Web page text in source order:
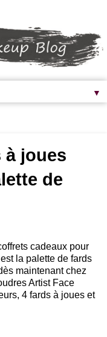
▼
à joues
de
cadeaux pour
la palette de fards
maintenant chez
Artist Face
4 fards à joues et